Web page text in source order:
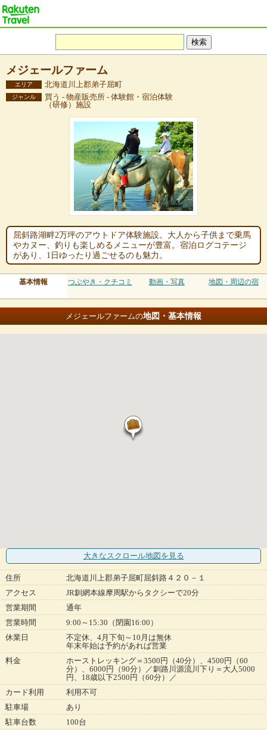
メジェールファーム
エリア 北海道川上郡弟子屈町
ジャンル
買う - 物産販売所 - 体験館・宿泊体験
（研修）施設
屈斜路湖畔2万坪のアウトドア体験施設。大人から子供まで乗馬
やカヌー、釣りも楽しめるメニューが豊富。宿泊ログコテージ
があり、1日ゆったり過ごせるのも魅力。
基本情報 つぶやき・クチコミ 動画・写真 地図・周辺の宿
メジェールファームの地図・基本情報
大きなスクロール地図 を見る
住所
北海道川上郡弟子屈町屈斜路４２０－１
アクセス
JR釧網本線摩周駅からタクシーで20分
営業期間
通年
営業時間
9:00～15:30（閉園16:00）
休業日
不定休、4月下旬～10月は無休
年末年始は予約があれば営業
料金
ホーストレッキング＝3500円（40分）、4500円（60
分）、6000円（90分）／釧路川源流川下り＝大人5000
円、18歳以下2500円（60分）／
カード利用
利用不可
駐車場
あり
駐車台数
100台